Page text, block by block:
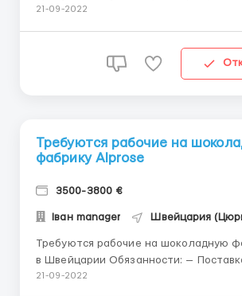
предоставляют отдельное жильё ) Возраст 18 - 59
производстве кондитерских изделий. Снятие
21-09-2022
Требуются рабочие на
фабрику Alprose
3500-3800 €
Іван manager Швейцария
Требуются рабочие на шоколадную
в Швейцарии Обязанности: — Поставка товаров на
производственной линии для
21-09-2022